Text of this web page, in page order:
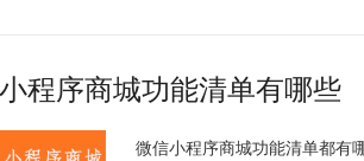
程序商城功能清单有哪些
微信小程序商城功能清单都有